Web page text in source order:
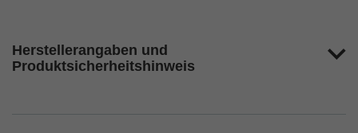
Herstellerangaben und
Produktsicherheitshinweis